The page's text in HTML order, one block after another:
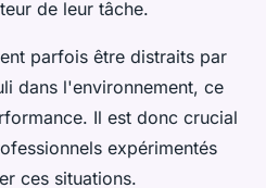
de leur tâche.
parfois être distraits par
dans l'environnement, ce
Il est donc crucial
expérimentés
ces situations.